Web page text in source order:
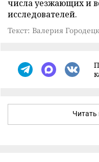
числа уезжающих и
исследователей.
Текст: Валерия